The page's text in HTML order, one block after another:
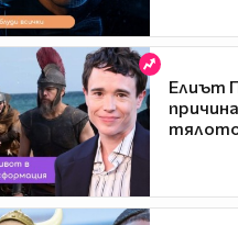
Елиът